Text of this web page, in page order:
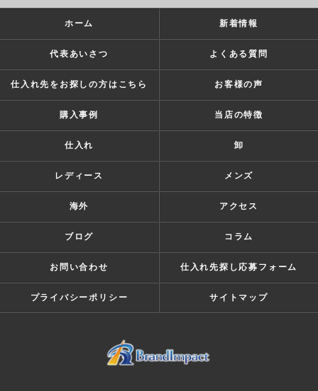
ホーム 新着情報
代表あいさつ よくある質問
仕入れ先をお探しの方はこちら お客様の声
購入事例 当店の特徴
仕入れ 卸
レディース メンズ
海外 アクセス
ブログ コラム
お問い合わせ 仕入れ先探し応募フォーム
プライバシーポリシー サイトマップ